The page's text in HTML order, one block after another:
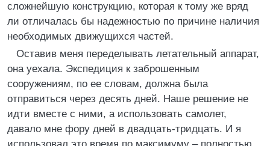
сложнейшую конструкцию, которая к тому же вряд
ли отличалась бы надежностью по причине наличия
необходимых движущихся частей.
Оставив меня переделывать летательный аппарат,
она уехала. Экспедиция к заброшенным
сооружениям, по ее словам, должна была
отправиться через десять дней. Наше решение не
идти вместе с ними, а использовать самолет,
давало мне фору дней в двадцать-тридцать. И я